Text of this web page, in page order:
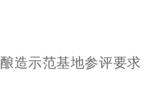
酿造示范基地参评要求